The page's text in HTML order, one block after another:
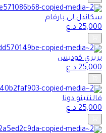
سكاندل لي بارفام
25,000د.ع
بربري كوديس
25,000د.ع
فالنتينو دونا
25,000د.ع